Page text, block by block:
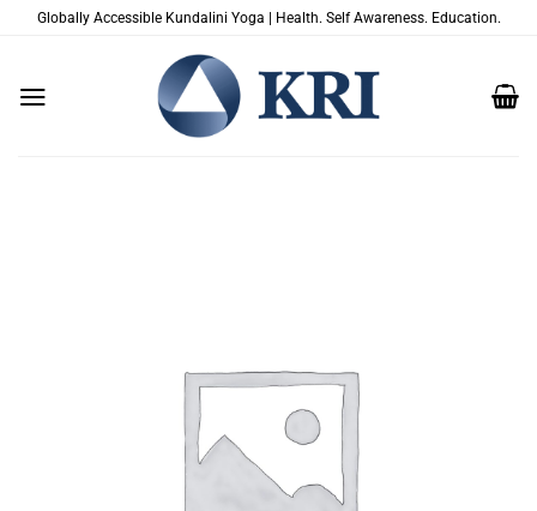
PasserGlobally Accessible Kundalini Yoga | Health. Self Awareness. Education.